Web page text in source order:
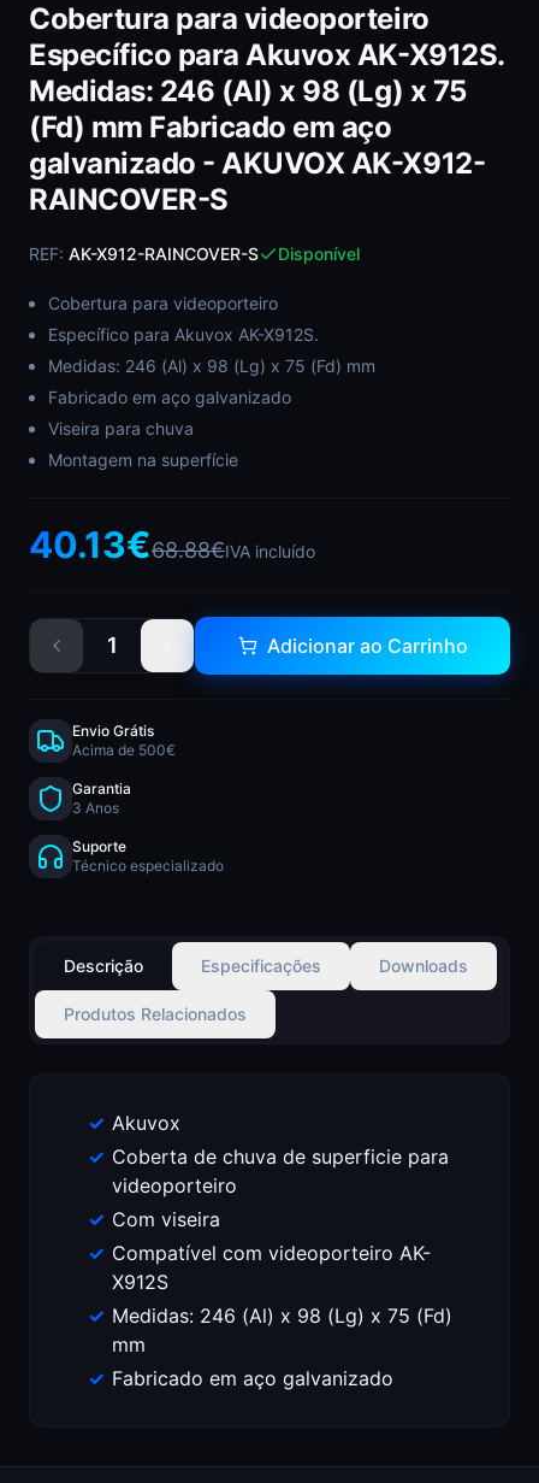
Cobertura para videoporteiro
Específico para Akuvox AK-X912S.
Medidas: 246 (Al) x 98 (Lg) x 75
(Fd) mm Fabricado em aço
galvanizado - AKUVOX AK-X912-
RAINCOVER-S
REF: AK-X912-RAINCOVER-S Disponível
Cobertura para videoporteiro
Específico para Akuvox AK-X912S.
Medidas: 246 (Al) x 98 (Lg) x 75 (Fd) mm
Fabricado em aço galvanizado
Viseira para chuva
Montagem na superfície
40.13€68.88€IVA incluído
1 Adicionar ao Carrinho
Envio Grátis
Acima de 500€
Garantia
3 Anos
Suporte
Técnico especializado
Descrição Especificações Downloads
Produtos Relacionados
Akuvox
Coberta de chuva de superficie para
videoporteiro
Com viseira
Compatível com videoporteiro AK-
X912S
Medidas: 246 (Al) x 98 (Lg) x 75 (Fd)
mm
Fabricado em aço galvanizado